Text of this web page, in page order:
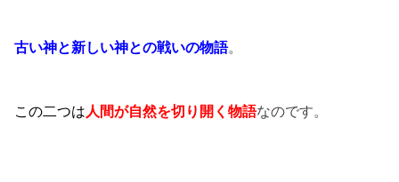
古い神と新しい神との戦いの物語。
この二つは人間が自然を切り開く物語なのです。